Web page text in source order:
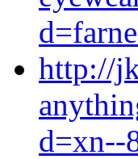
http://
d=xn--